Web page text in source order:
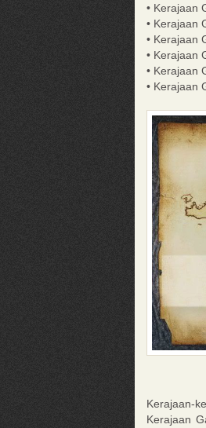
• Kerajaan
• Kerajaan
• Kerajaan
• Kerajaan
• Kerajaan
• Kerajaan
Kerajaan-
Kerajaan